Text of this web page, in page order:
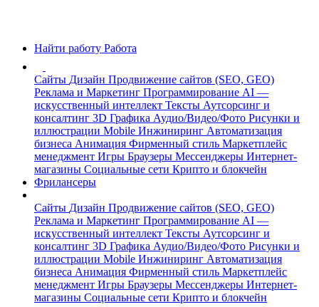
Найти работу Работа
Сайты Дизайн Продвижение сайтов (SEO, GEO)
Реклама и Маркетинг Программирование AI —
искусственный интеллект Тексты Аутсорсинг и
консалтинг 3D Графика Аудио/Видео/Фото Рисунки и
иллюстрации Mobile Инжиниринг Автоматизация
бизнеса Анимация Фирменный стиль Маркетплейс
менеджмент Игры Браузеры Мессенджеры Интернет-
магазины Социальные сети Крипто и блокчейн
Фрилансеры
Сайты Дизайн Продвижение сайтов (SEO, GEO)
Реклама и Маркетинг Программирование AI —
искусственный интеллект Тексты Аутсорсинг и
консалтинг 3D Графика Аудио/Видео/Фото Рисунки и
иллюстрации Mobile Инжиниринг Автоматизация
бизнеса Анимация Фирменный стиль Маркетплейс
менеджмент Игры Браузеры Мессенджеры Интернет-
магазины Социальные сети Крипто и блокчейн